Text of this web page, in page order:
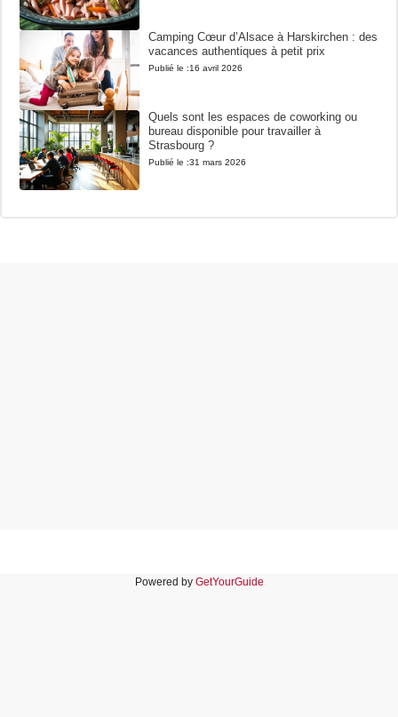
Camping Cœur d’Alsace à Harskirchen : des
vacances authentiques à petit prix
Publié le :16 avril 2026
Quels sont les espaces de coworking ou
bureau disponible pour travailler à
Strasbourg ?
Publié le :31 mars 2026
Powered by GetYourGuide